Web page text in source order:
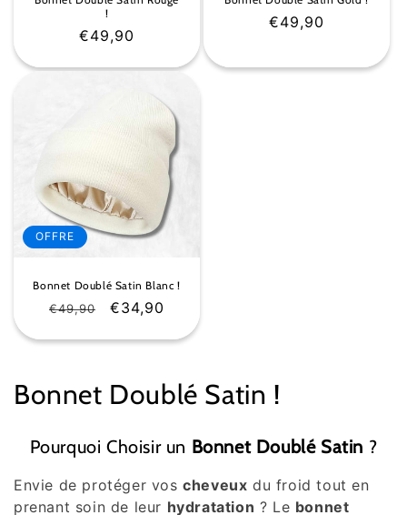
!
Prix
€49,90
Prix
€49,90
OFFRE
Bonnet Doublé Satin Blanc !
Prix
€49,90
Prix
€34,90
C
l
Bonnet Doublé Satin !
Pourquoi Choisir un Bonnet Doublé Satin ?
Envie de protéger voscheveux du froid tout en
prenant soin de leur hydratation ? Le bonnet